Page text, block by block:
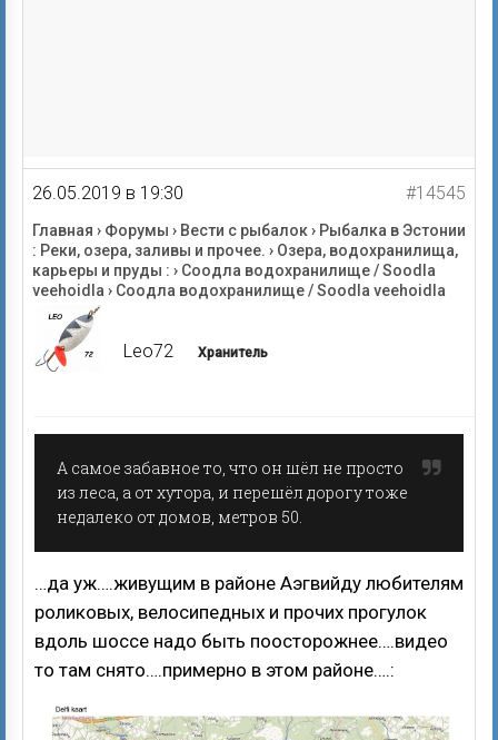
26.05.2019 в 19:30 #14545
Главная › Форумы › Вести с рыбалок› Рыбалка в Эстонии
: Реки, озера, заливы и прочее. › Озера, водохранилища,
карьеры и пруды : › Соодла водохранилище / Soodla
veehoidla › Соодла водохранилище / Soodla veehoidla
Leo72 Хранитель
А самое забавное то, что он шёл не просто
из леса, а от хутора, и перешёл дорогу тоже
недалеко от домов, метров 50.
…да уж….живущим в районе Аэгвийду любителям
роликовых, велосипедных и прочих прогулок
вдоль шоссе надо быть поосторожнее….видео
то там снято….примерно в этом районе….: